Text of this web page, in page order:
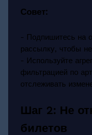
Совет:
- Подпишитесь на
рассылку, чтобы
- Используйте
фильтрацией по
отслеживать
Шаг 2: Не
билетов